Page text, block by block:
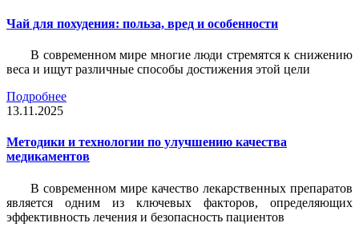
Чай для похудения: польза, вред и особенности
В современном мире многие люди стремятся к снижению
веса и ищут различные способы достижения этой цели
Подробнее
13.11.2025
Методики и технологии по улучшению качества
медикаментов
В современном мире качество лекарственных препаратов
является одним из ключевых факторов, определяющих
эффективность лечения и безопасность пациентов